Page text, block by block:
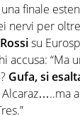
una finale
nervi per
su
accusa: “Ma
Gufa, si